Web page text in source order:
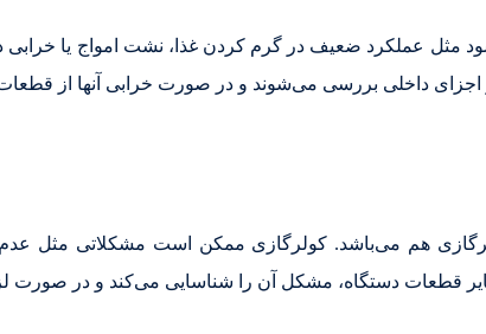
مثل عملکرد ضعیف در گرم کردن غذا، نشت امواج یا
داخلی بررسی می‌شوند و در صورت خرابی آنها از قطعات
هم می‌باشد. کولرگازی ممکن است مشکلاتی مثل
قطعات دستگاه، مشکل آن را شناسایی می‌کند و در صورت